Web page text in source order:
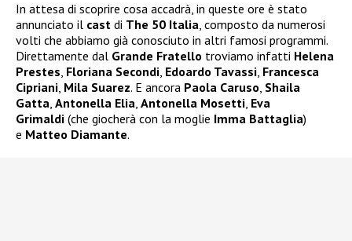
In attesa di scoprire cosa accadrà, in queste ore è stato
annunciato il cast di The 50 Italia, composto da numerosi
volti che abbiamo già conosciuto in altri famosi programmi.
Direttamente dal Grande Fratello troviamo infatti Helena
Prestes, Floriana Secondi, Edoardo Tavassi, Francesca
Cipriani, Mila Suarez. E ancora Paola Caruso, Shaila
Gatta, Antonella Elia, Antonella Mosetti, Eva
Grimaldi (che giocherà con la moglie Imma Battaglia)
e Matteo Diamante.